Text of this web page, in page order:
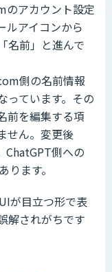
アカウント設定
ルアイコンから
名前」と進んで
側の名前情報
っています。その
前を編集する項
せん。変更後
側への
ます。
が目立つ形で表
解されがちです